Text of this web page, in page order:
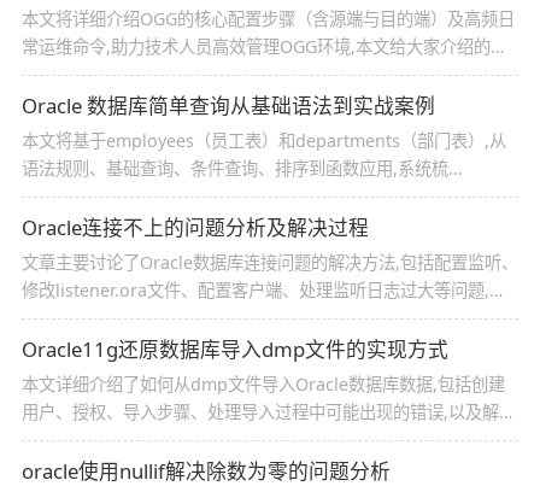
本文将详细介绍OGG的核心配置步骤（含源端与目的端）及高频日
常运维命令,助力技术人员高效管理OGG环境,本文给大家介绍的非
常详细,对大家的学习或工作具有一定的参考借鉴价值,需要的朋友
参考下吧
Oracle 数据库简单查询从基础语法到实战案例
本文将基于employees（员工表）和departments（部门表）,从
语法规则、基础查询、条件查询、排序到函数应用,系统梳
理 Oracle 简单查询的全流程,每个知识点都搭配实战案例,适合新手
入门学习,也可作为日常开发的参考手册,感兴趣的朋友跟随小编一
起看看吧
Oracle连接不上的问题分析及解决过程
文章主要讨论了Oracle数据库连接问题的解决方法,包括配置监听、
修改listener.ora文件、配置客户端、处理监听日志过大等问题,并
提供了解决这些具体问题的步骤和建议
Oracle11g还原数据库导入dmp文件的实现方式
本文详细介绍了如何从dmp文件导入Oracle数据库数据,包括创建
用户、授权、导入步骤、处理导入过程中可能出现的错误,以及解决
特定问题的方法
oracle使用nullif解决除数为零的问题分析